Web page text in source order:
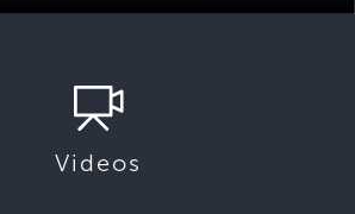
Videos